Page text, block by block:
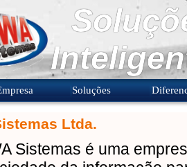
Soluções
Ltda.
Sistemas é uma